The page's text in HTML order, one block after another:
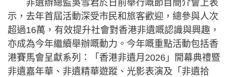
非遺辦總監吳雪君於日前舉行嘅節目簡介會上表
示，去年首屆活動深受市民和旅客歡迎，總參與人次
超過16萬，有效提升社會對香港非遺嘅認識與興趣，
亦成為今年繼續舉辦嘅動力。今年嘅重點活動包括香
港賽馬會呈獻系列：「香港非遺月2026」開幕典禮暨
非遺嘉年華、非遺精華遊蹤、光影表演及「非遺拾